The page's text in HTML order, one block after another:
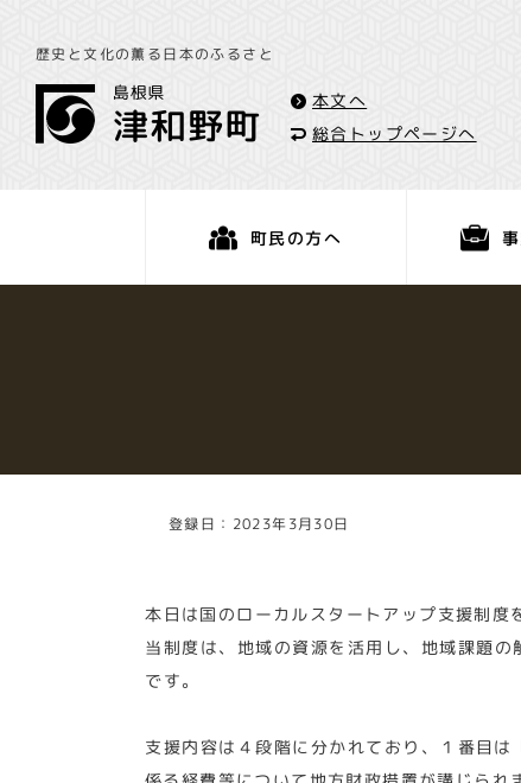
歴史と文化の薫る日本のふるさと
本文へ
総合トップページへ
町民の方へ
登録日：2023年3月30日
本日は国のローカルスタートアップ支援制度
当制度は、地域の資源を活用し、地域課題
です。
支援内容は４段階に分かれており、１番目